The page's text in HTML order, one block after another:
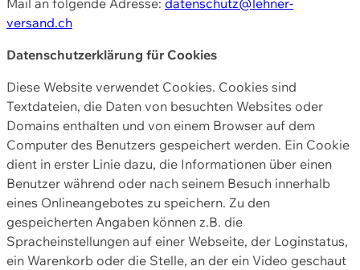
versand.ch
Datenschutzerklärung für Cookies
Diese Website verwendet Cookies. Cookies sind
Textdateien, die Daten von besuchten Websites oder
Domains enthalten und von einem Browser auf dem
Computer des Benutzers gespeichert werden. Ein Cookie
dient in erster Linie dazu, die Informationen über einen
Benutzer während oder nach seinem Besuch innerhalb
eines Onlineangebotes zu speichern. Zu den
gespeicherten Angaben können z.B. die
Spracheinstellungen auf einer Webseite, der Loginstatus,
ein Warenkorb oder die Stelle, an der ein Video geschaut